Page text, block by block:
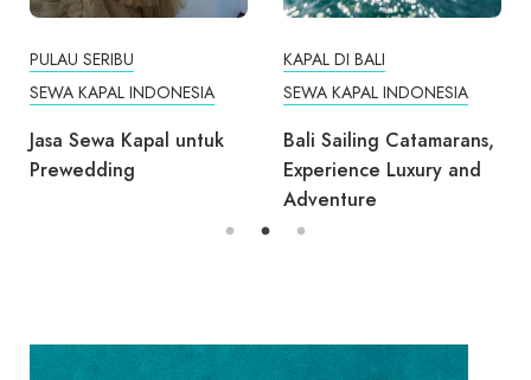
PULAU SERIBU
SEWA KAPAL INDONESIA
Jasa Sewa Kapal untuk
Prewedding
KAPAL DI BALI
SEWA KAPAL INDONESIA
Bali Sailing Catamarans,
Experience Luxury and
Adventure